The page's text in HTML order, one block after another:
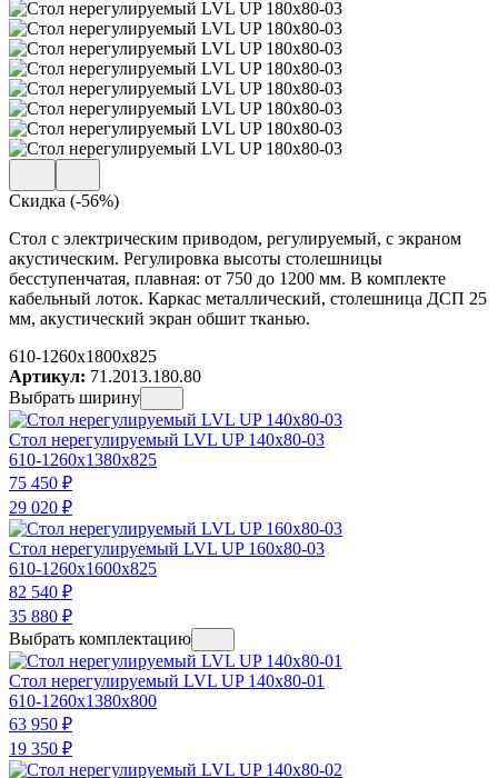
Скидка (-56%)
Стол с электрическим приводом, регулируемый, с экраном
акустическим. Регулировка высоты столешницы
бесступенчатая, плавная: от 750 до 1200 мм. В комплекте
кабельный лоток. Каркас металлический, столешница ДСП 25
мм, акустический экран обшит тканью.
610-1260x1800x825
Артикул: 71.2013.180.80
Выбрать ширину
Стол нерегулируемый LVL UP 140х80-03
610-1260x1380x825
75 450 ₽
29 020 ₽
Стол нерегулируемый LVL UP 160х80-03
610-1260x1600x825
82 540 ₽
35 880 ₽
Выбрать комплектацию
Стол нерегулируемый LVL UP 140х80-01
610-1260x1380x800
63 950 ₽
19 350 ₽